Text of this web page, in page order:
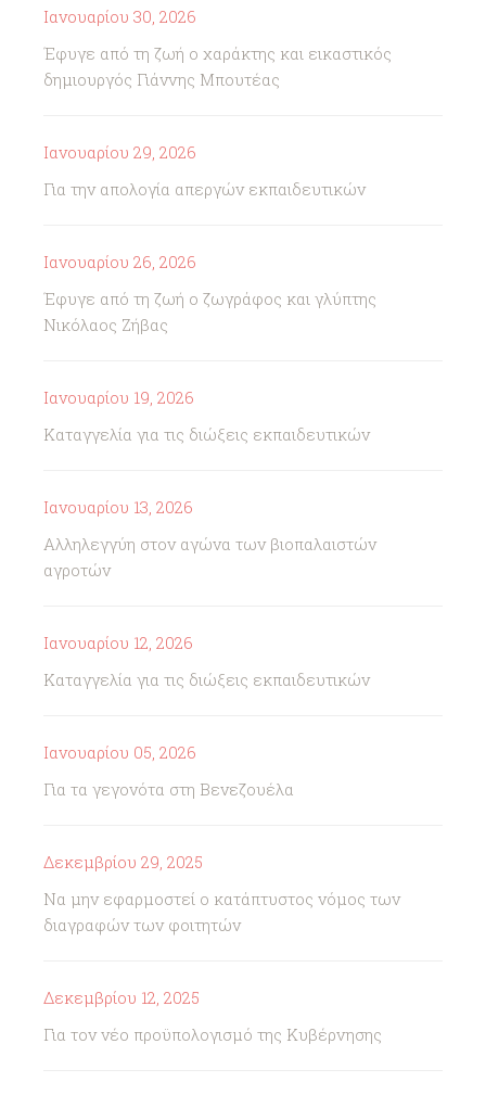
Ιανουαρίου 30, 2026
Έφυγε από τη ζωή ο χαράκτης και εικαστικός
δημιουργός Γιάννης Μπουτέας
Ιανουαρίου 29, 2026
Για την απολογία απεργών εκπαιδευτικών
Ιανουαρίου 26, 2026
Έφυγε από τη ζωή ο ζωγράφος και γλύπτης
Νικόλαος Ζήβας
Ιανουαρίου 19, 2026
Καταγγελία για τις διώξεις εκπαιδευτικών
Ιανουαρίου 13, 2026
Αλληλεγγύη στον αγώνα των βιοπαλαιστών
αγροτών
Ιανουαρίου 12, 2026
Καταγγελία για τις διώξεις εκπαιδευτικών
Ιανουαρίου 05, 2026
Για τα γεγονότα στη Βενεζουέλα
Δεκεμβρίου 29, 2025
Να μην εφαρμοστεί ο κατάπτυστος νόμος των
διαγραφών των φοιτητών
Δεκεμβρίου 12, 2025
Για τον νέο προϋπολογισμό της Κυβέρνησης